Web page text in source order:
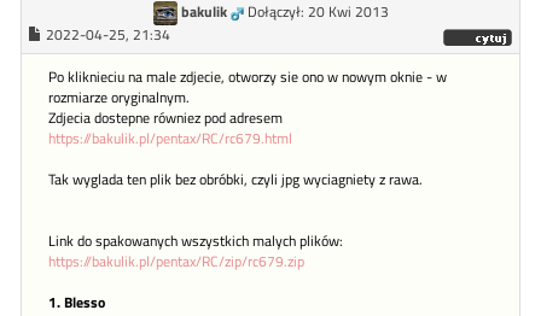
bakulik
Dołączył: 20 Kwi 2013
2022-04-25, 21:34
Po kliknieciu na male zdjecie, otworzy sie ono w nowym oknie - w
rozmiarze oryginalnym.
Zdjecia dostepne równiez pod adresem
https://bakulik.pl/pentax/RC/rc679.html
Tak wyglada ten plik bez obróbki, czyli jpg wyciagniety z rawa.
Link do spakowanych wszystkich malych plików:
https://bakulik.pl/pentax/RC/zip/rc679.zip
1. Blesso